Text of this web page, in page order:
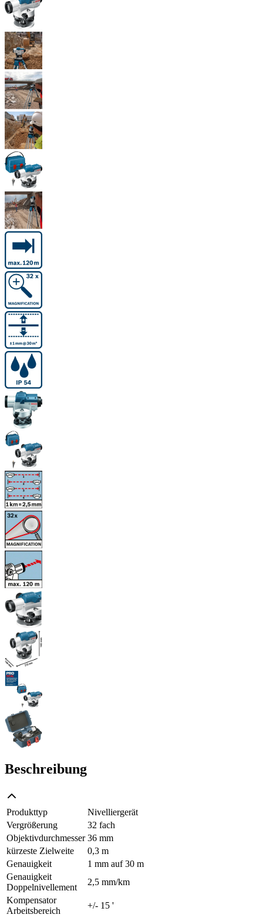
Beschreibung
Produkttyp
Nivelliergerät
Vergrößerung
32 fach
Objektivdurchmesser 36 mm
kürzeste Zielweite
0,3 m
Genauigkeit
1 mm auf 30 m
Genauigkeit
Doppelnivellement
2,5 mm/km
Kompensator
Arbeitsbereich
+/- 15 '